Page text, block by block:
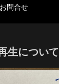
お問合せ
生について